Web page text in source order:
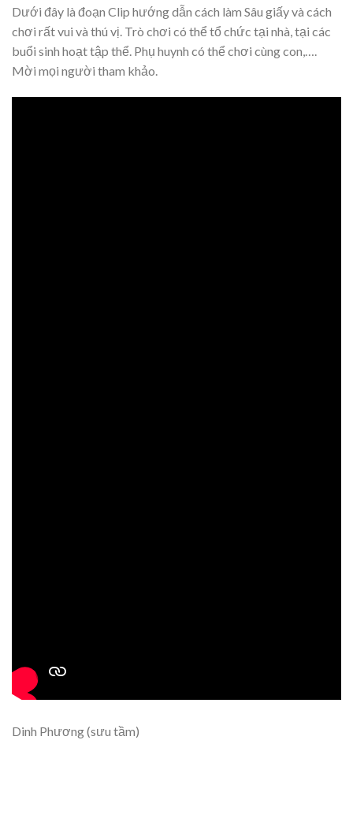
Dưới đây là đoạn Clip hướng dẫn cách làm Sâu giấy và cách
chơi rất vui và thú vị. Trò chơi có thể tổ chức tại nhà, tại các
buổi sinh hoạt tập thể. Phụ huynh có thể chơi cùng con,….
Mời mọi người tham khảo.
Dinh Phương (sưu tầm)